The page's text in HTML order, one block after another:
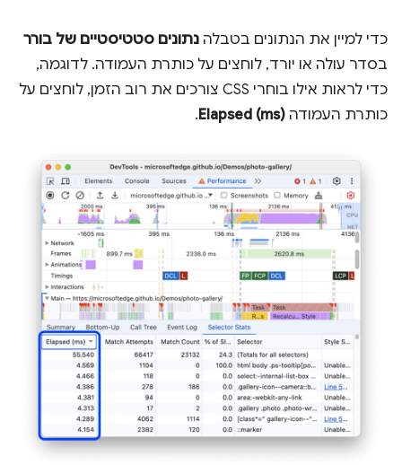
כדי למיין את הנתונים בטבלה נתונים סטטיסטיים של בורר
בסדר עולה או יורד, לוחצים על כותרת העמודה. לדוגמה,
כדי לראות אילו בוחרי CSS צורכים את רוב הזמן, לוחצים על
כותרת העמודה Elapsed (ms)
.